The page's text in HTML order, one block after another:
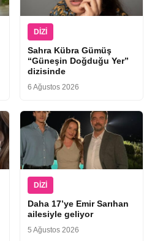
DIZI
Sahra Kübra Gümüş
“Güneşin Doğduğu Yer”
dizisinde
6 Ağustos 2026
DIZI
Daha 17’ye Emir Sarıhan
ailesiyle geliyor
5 Ağustos 2026